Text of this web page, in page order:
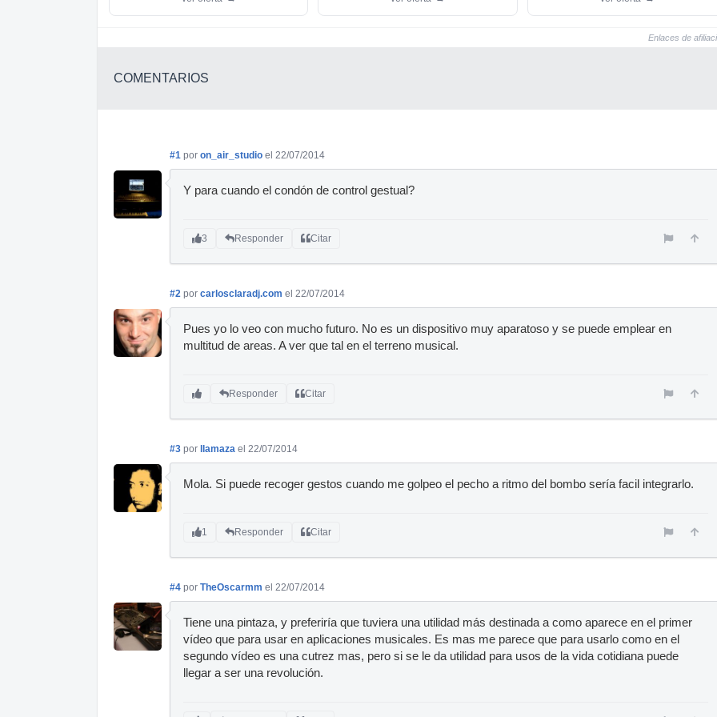
Enlaces de
COMENTARIOS
#1 por on_air_studio el 22/07/2014
Y para cuando el condón de control gestual?
3 Responder Citar
#2 por carlosclaradj.com el 22/07/2014
Pues yo lo veo con mucho futuro. No es un dispositivo muy aparatoso y se puede emplear en
multitud de areas. A ver que tal en el terreno musical.
Responder Citar
#3 por llamaza el 22/07/2014
Mola. Si puede recoger gestos cuando me golpeo el pecho a ritmo del bombo sería facil integrarlo.
1 Responder Citar
#4 por TheOscarmm el 22/07/2014
Tiene una pintaza, y preferiría que tuviera una utilidad más destinada a como aparece en el primer
vídeo que para usar en aplicaciones musicales. Es mas me parece que para usarlo como en el
segundo vídeo es una cutrez mas, pero si se le da utilidad para usos de la vida cotidiana puede
llegar a ser una revolución.